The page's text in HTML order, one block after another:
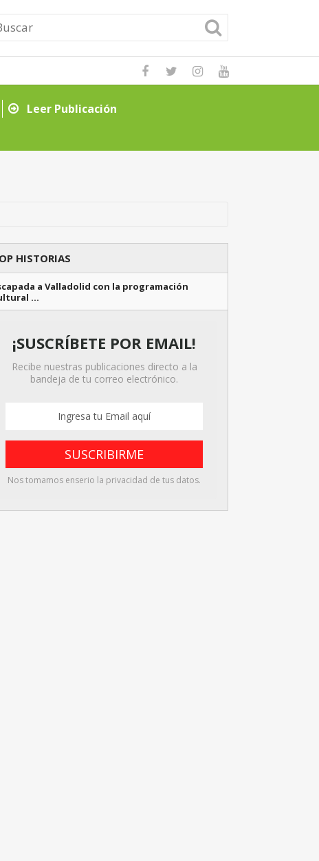
Leer Publicación
HISTORIAS
a Valladolid con la programación
…
¡SUSCRÍBETE POR EMAIL!
Recibe nuestras publicaciones directo a la
bandeja de tu correo electrónico.
Nos tomamos enserio la privacidad de tus datos.